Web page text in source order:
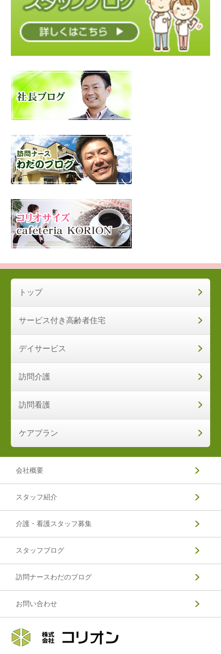
トップ
サービス付き高齢者住宅
デイサービス
訪問介護
訪問看護
ケアプラン
会社概要
スタッフ紹介
介護・看護スタッフ募集
スタッフブログ
訪問ナースわだのブログ
お問い合わせ